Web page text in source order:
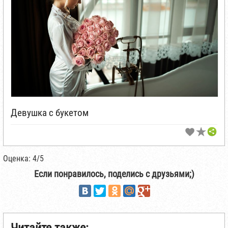
Девушка с букетом
Оценка: 4/5
Если понравилось, поделись с друзьями;)